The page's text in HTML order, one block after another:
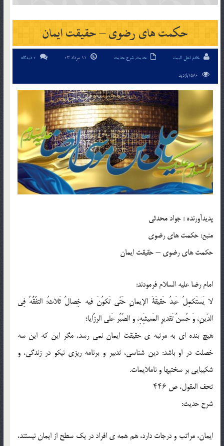
حکمت های رضوی – حقیقت ایمان
خادم اهل البیت حدیث,شرح حدیث 0 دیدگاه
پديدآورنده : جواد محدثی
منبع: حکمت های رضوی
حکمت های رضوی – حقیقت ایمان
امام رضا علیه السلام فرمودند:
لا یَستَکمِلُ عَبدُ حَقیقَةَ الإیمانِ حَتّی تَکوُنَ فیه خِصالُ ثَلاثُ: التفَّقُّهُ فِی
الدّینِ، وَ حُسنُ تَقدیرِ المَعیشَِهِ، و الصَّبُر عَلی الرزَّایا؛
هیچ بنده ای به مرتبه ی حقیقت ایمان نمی رسد، مگر این که این سه
خصلت در او باشد: دین شناسی، تدبیر و برنامه ریزی نیکو در زندگی، و
شکیبایی بر سختیها و ناملایمات.
تحف العقول، ص ۴۴۶
شرح حدیث:
ایمان، مراتب و درجات دارد، هم همه ی افراد در یک سطح از ایمان نیستند،